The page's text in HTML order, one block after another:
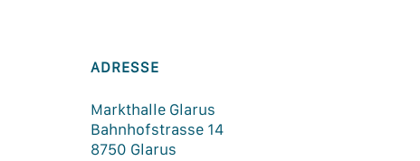
ADRESSE
Markthalle Glarus
Bahnhofstrasse 14
8750 Glarus